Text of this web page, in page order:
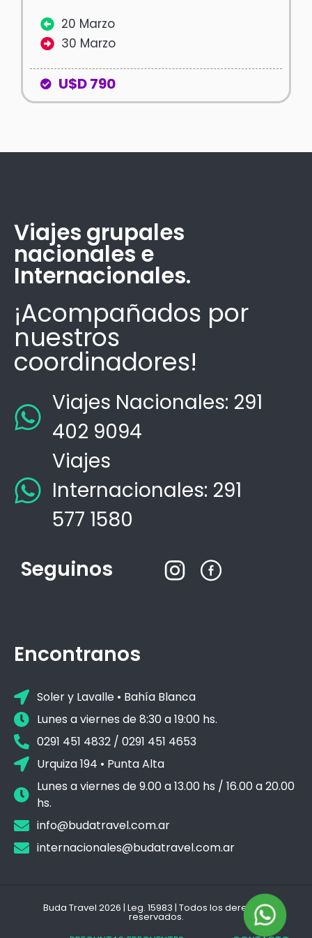
20 Marzo
30 Marzo
U$D 790
Viajes grupales
nacionales e
Internacionales.
¡Acompañados por
nuestros
coordinadores!
Viajes Nacionales: 291
402 9094
Viajes
Internacionales: 291
577 1580
Seguinos
Encontranos
Soler y Lavalle • Bahía Blanca
Lunes a viernes de 8:30 a 19:00 hs.
0291 451 4832 / 0291 451 4653
Urquiza 194 • Punta Alta
Lunes a viernes de 9.00 a 13.00 hs / 16.00 a 20.00
hs.
info@budatravel.com.ar
internacionales@budatravel.com.ar
Buda Travel 2026 | Leg. 15983 | Todos los derechos
reservados.